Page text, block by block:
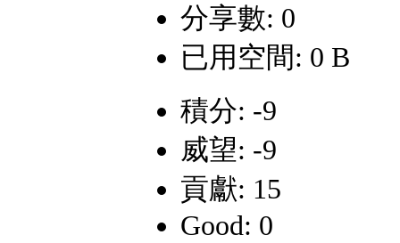
分享數: 0
已用空間: 0 B
積分: -9
威望: -9
貢獻: 15
Good: 0